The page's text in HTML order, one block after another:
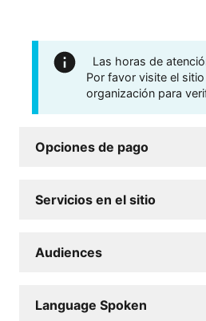
Las horas de
Por favor visite el
organización para
Opciones de pago
Servicios en el sitio
Audiences
Language Spoken